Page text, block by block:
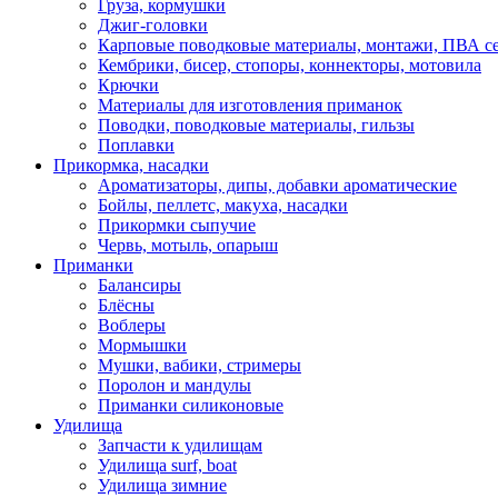
Груза, кормушки
Джиг-головки
Карповые поводковые материалы, монтажи, ПВА
Кембрики, бисер, стопоры, коннекторы, мотовила
Крючки
Материалы для изготовления приманок
Поводки, поводковые материалы, гильзы
Поплавки
Прикормка, насадки
Ароматизаторы, дипы, добавки ароматические
Бойлы, пеллетс, макуха, насадки
Прикормки сыпучие
Червь, мотыль, опарыш
Приманки
Балансиры
Блёсны
Воблеры
Мормышки
Мушки, вабики, стримеры
Поролон и мандулы
Приманки силиконовые
Удилища
Запчасти к удилищам
Удилища surf, boat
Удилища зимние